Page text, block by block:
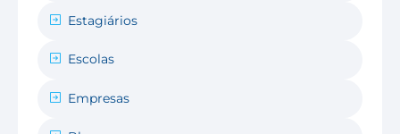
Estagiários
Escolas
Empresas